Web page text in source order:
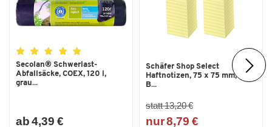
Serie
Stück pro Paket
Temperaturformbeständigkeit
bis [°C]
+40
von [°C]
-20
Secolan® Schwerlast-
Abfallsäcke, COEX, 120 l,
grau...
ab 4,39 €
Schäfer Shop Select
Haftnotizen, 75 x 75 mm, 100
B...
statt 13,20 €
nur 8,79 €